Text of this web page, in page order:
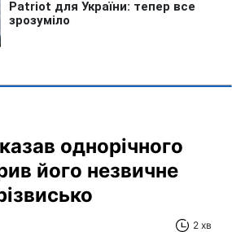
однорічного
його незвичне
2 хв